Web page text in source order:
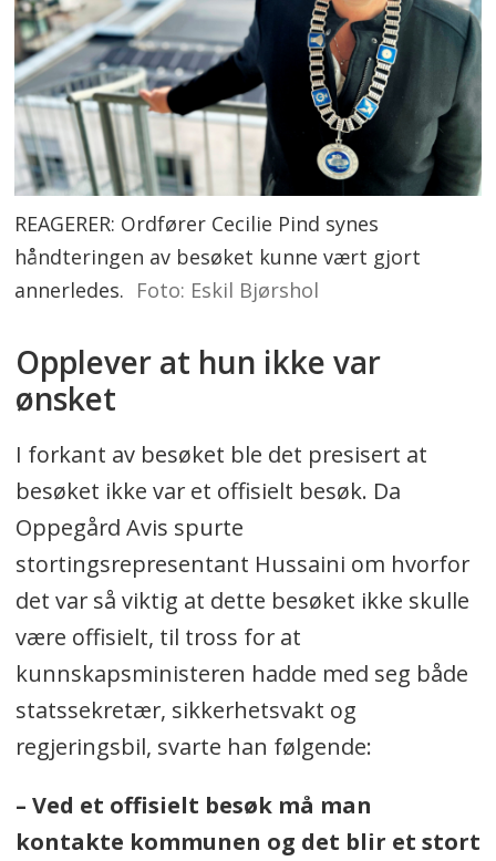
REAGERER: Ordfører Cecilie Pind synes
håndteringen av besøket kunne vært gjort
annerledes. Foto: Eskil Bjørshol
Opplever at hun ikke var
ønsket
I forkant av besøket ble det presisert at
besøket ikke var et offisielt besøk. Da
Oppegård Avis spurte
stortingsrepresentant Hussaini om hvorfor
det var så viktig at dette besøket ikke skulle
være offisielt, til tross for at
kunnskapsministeren hadde med seg både
statssekretær, sikkerhetsvakt og
regjeringsbil, svarte han følgende:
– Ved et offisielt besøk må man
kontakte kommunen og det blir et stort